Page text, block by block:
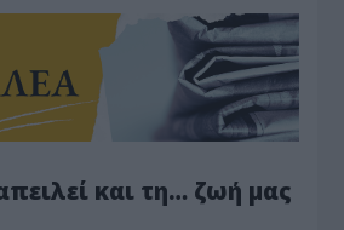
και τη… ζωή μας